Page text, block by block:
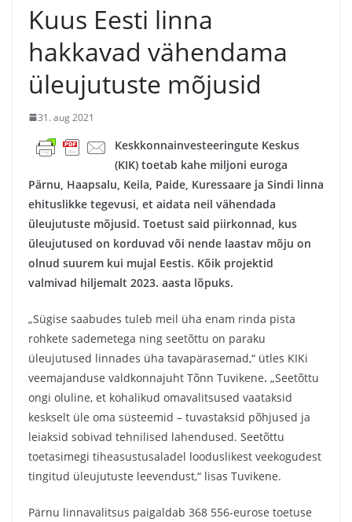
Kuus Eesti linna
hakkavad vähendama
üleujutuste mõjusid
31. aug 2021
Keskkonnainvesteeringute Keskus
(KIK) toetab kahe miljoni euroga
Pärnu, Haapsalu, Keila, Paide, Kuressaare ja Sindi linna
ehituslikke tegevusi, et aidata neil vähendada
üleujutuste mõjusid. Toetust said piirkonnad, kus
üleujutused on korduvad või nende laastav mõju on
olnud suurem kui mujal Eestis. Kõik projektid
valmivad hiljemalt 2023. aasta lõpuks.
„Sügise saabudes tuleb meil üha enam rinda pista
rohkete sademetega ning seetõttu on paraku
üleujutused linnades üha tavapärasemad,“ ütles KIKi
veemajanduse valdkonnajuht Tõnn Tuvikene. „Seetõttu
ongi oluline, et kohalikud omavalitsused vaataksid
keskselt üle oma süsteemid – tuvastaksid põhjused ja
leiaksid sobivad tehnilised lahendused. Seetõttu
toetasimegi tiheasustusaladel looduslikest veekogudest
tingitud üleujutuste leevendust,“ lisas Tuvikene.
Pärnu linnavalitsus paigaldab 368 556-eurose toetuse